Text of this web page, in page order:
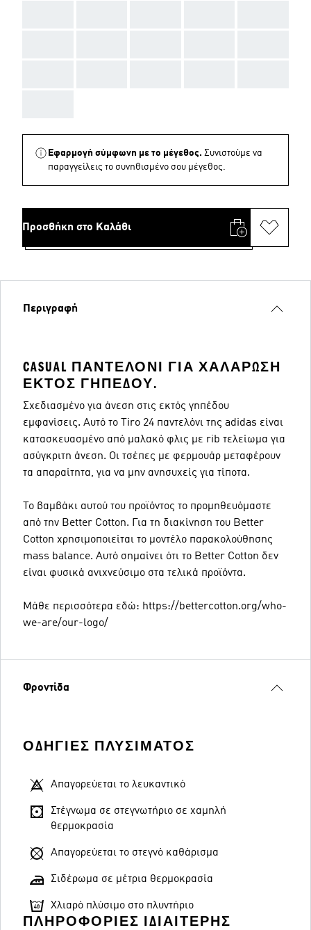
Εφαρμογή σύμφωνη με το μέγεθος. Συνιστούμε να
παραγγείλεις το συνηθισμένο σου μέγεθος.
Προσθήκη στο Καλάθι
Περιγραφή
CASUAL ΠΑΝΤΕΛΌΝΙ ΓΙΑ ΧΑΛΆΡΩΣΗ
ΕΚΤΌΣ ΓΗΠΈΔΟΥ.
Σχεδιασμένο για άνεση στις εκτός γηπέδου
εμφανίσεις. Αυτό το Tiro 24 παντελόνι της adidas είναι
κατασκευασμένο από μαλακό φλις με rib τελείωμα για
ασύγκριτη άνεση. Οι τσέπες με φερμουάρ μεταφέρουν
τα απαραίτητα, για να μην ανησυχείς για τίποτα.
Το βαμβάκι αυτού του προϊόντος το προμηθευόμαστε
από την Better Cotton. Για τη διακίνηση του Better
Cotton χρησιμοποιείται το μοντέλο παρακολούθησης
mass balance. Αυτό σημαίνει ότι το Better Cotton δεν
είναι φυσικά ανιχνεύσιμο στα τελικά προϊόντα.
Μάθε περισσότερα εδώ: https://bettercotton.org/who-
we-are/our-logo/
Φροντίδα
ΟΔΗΓΊΕΣ ΠΛΥΣΊΜΑΤΟΣ
Απαγορεύεται το λευκαντικό
Στέγνωμα σε στεγνωτήριο σε χαμηλή
θερμοκρασία
Απαγορεύεται το στεγνό καθάρισμα
Σιδέρωμα σε μέτρια θερμοκρασία
Χλιαρό πλύσιμο στο πλυντήριο
ΠΛΗΡΟΦΟΡΊΕΣ ΙΔΙΑΊΤΕΡΗΣ